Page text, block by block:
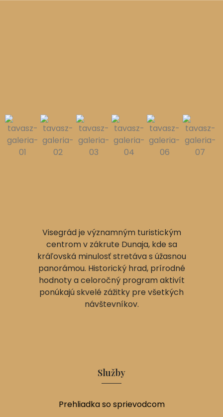
Visegrád je významným turistickým
centrom v zákrute Dunaja, kde sa
kráľovská minulosť stretáva s úžasnou
panorámou. Historický hrad, prírodné
hodnoty a celoročný program aktivít
ponúkajú skvelé zážitky pre všetkých
návštevníkov.
Služby
Prehliadka so sprievodcom